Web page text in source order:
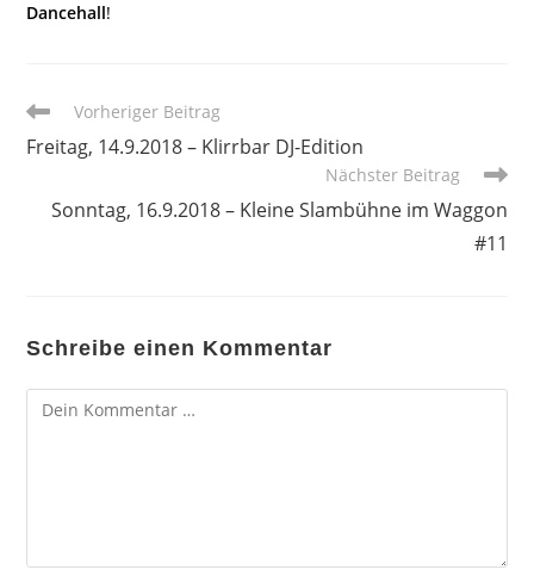
Dancehall!
Weitere
ansehen
Vorheriger Beitrag
Freitag, 14.9.2018 – Klirrbar DJ-Edition
Nächster Beitrag
Sonntag, 16.9.2018 – Kleine Slambühne im Waggon
#11
Schreibe einen Kommentar
Kommentar